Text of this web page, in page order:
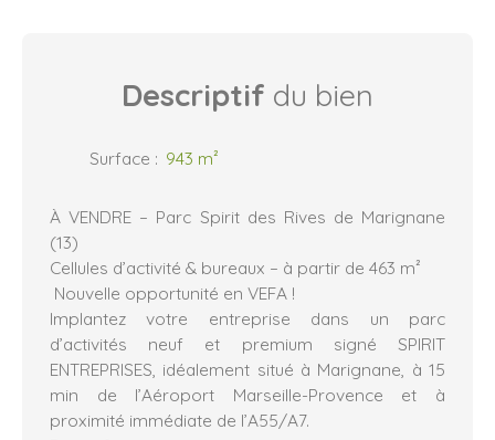
Descriptif du bien
Surface : 943 m²
À VENDRE – Parc Spirit des Rives de Marignane
(13)
Cellules d’activité & bureaux – à partir de 463 m²
Nouvelle opportunité en VEFA !
Implantez votre entreprise dans un parc
d’activités neuf et premium signé SPIRIT
ENTREPRISES, idéalement situé à Marignane, à 15
min de l’Aéroport Marseille-Provence et à
proximité immédiate de l’A55/A7.